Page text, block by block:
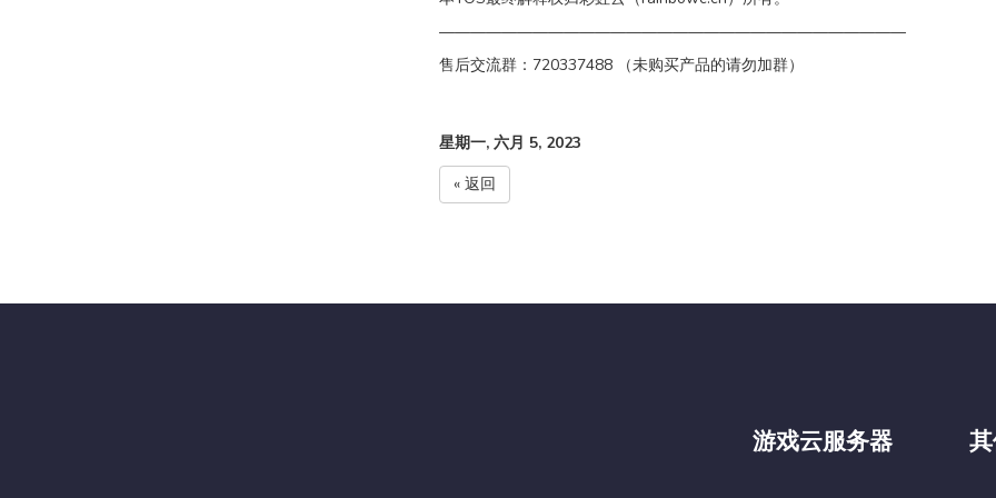
——————————————————————————————
售后交流群：720337488 （未购买产品的请勿加群）
星期一, 六月 5, 2023
« 返回
游戏云服务器